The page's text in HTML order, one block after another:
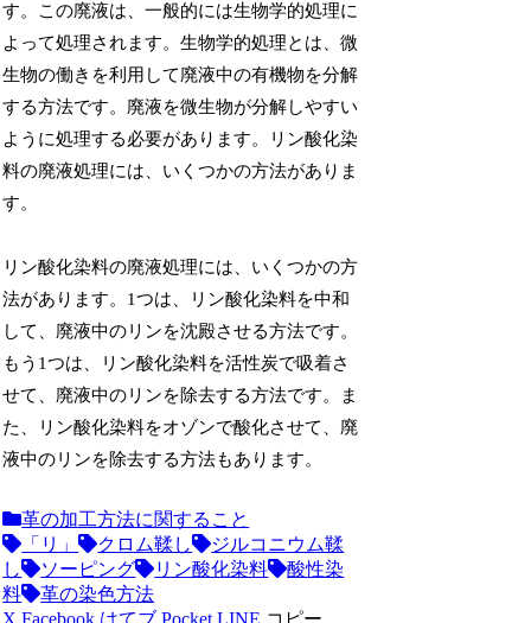
す。この廃液は、一般的には生物学的処理に
よって処理されます。生物学的処理とは、微
生物の働きを利用して廃液中の有機物を分解
する方法です。廃液を微生物が分解しやすい
ように処理する必要があります。リン酸化染
料の廃液処理には、いくつかの方法がありま
す。
リン酸化染料の廃液処理には、いくつかの方
法があります。1つは、リン酸化染料を中和
して、廃液中のリンを沈殿させる方法です。
もう1つは、リン酸化染料を活性炭で吸着さ
せて、廃液中のリンを除去する方法です。ま
た、リン酸化染料をオゾンで酸化させて、廃
液中のリンを除去する方法もあります。
革の加工方法に関すること
「リ」
クロム鞣し
ジルコニウム鞣
し
ソーピング リン酸化染料
酸性染
料
革の染色方法